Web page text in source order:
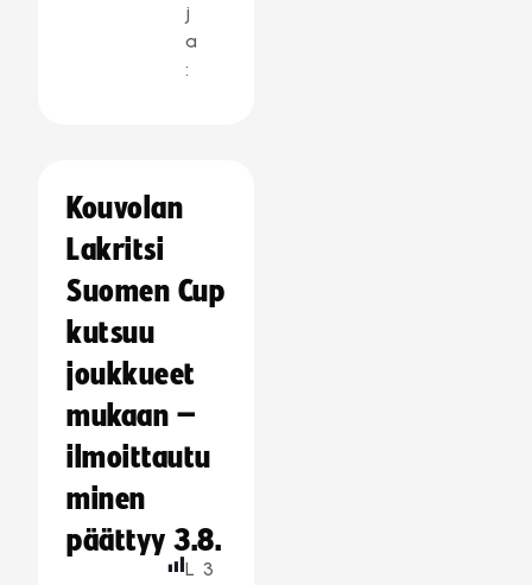
j
a
:
Kouvolan
Lakritsi
Suomen Cup
kutsuu
joukkueet
mukaan –
ilmoittautu
minen
päättyy 3.8.
L 3